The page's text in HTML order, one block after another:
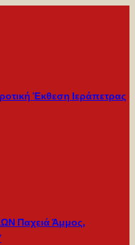
Έκθεση Ιεράπετρας
Παχειά Άμμος,